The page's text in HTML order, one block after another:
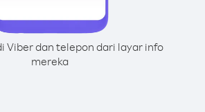
Viber dan telepon dari layar info
mereka